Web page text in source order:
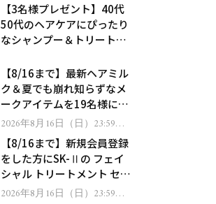
【3名様プレゼント】40代
50代のヘアケアにぴったり
なシャンプー＆トリートメ
処！
【8/16まで】最新ヘアミル
ク＆夏でも崩れ知らずなメ
ークアイテムを19名様にプ
レゼント！
2026年8月16日（日）23:59ま
で【8/16まで】新規会員登録
をした方にSK-Ⅱの フェイ
シャル トリートメント セラ
ムをプレゼント！
2026年8月16日（日）23:59ま